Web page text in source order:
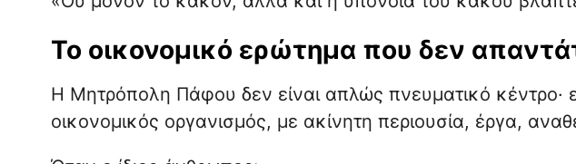
Το οικονομικό ερώτημα που δεν
Η Μητρόπολη Πάφου δεν είναι απλώς πνευματικό κέντρο·
οικονομικός οργανισμός, με ακίνητη περιουσία, έργα,